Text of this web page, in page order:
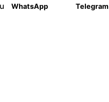
WhatsApp Telegram